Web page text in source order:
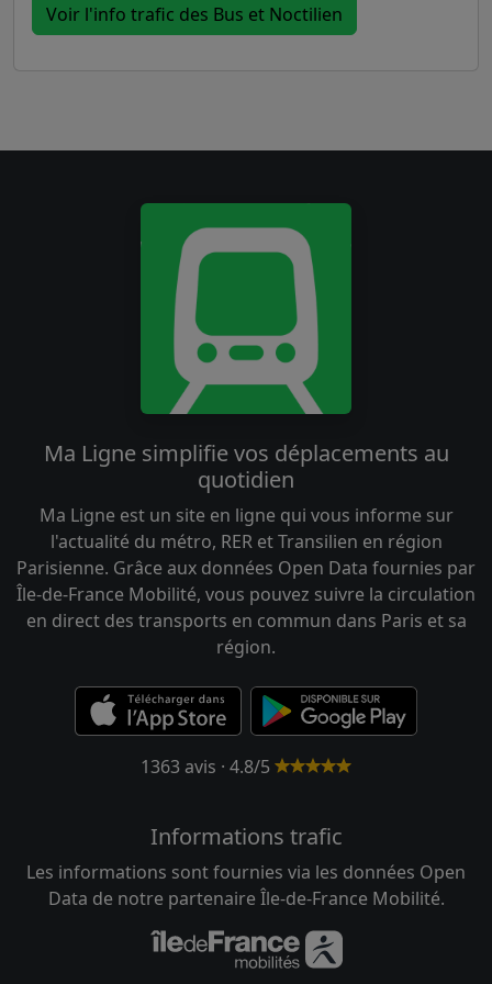
Voir l'info trafic des Bus et Noctilien
Ma Ligne simplifie vos déplacements au
quotidien
Ma Ligne est un site en ligne qui vous informe sur
l'actualité du métro, RER et Transilien en région
Parisienne. Grâce aux données Open Data fournies par
Île-de-France Mobilité, vous pouvez suivre la circulation
en direct des transports en commun dans Paris et sa
région.
1363 avis · 4.8/5
Informations trafic
Les informations sont fournies via les données Open
Data de notre partenaire Île-de-France Mobilité.